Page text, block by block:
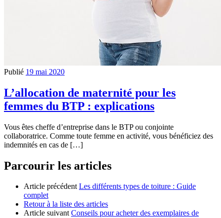
Publié 19 mai 2020
L’allocation de maternité pour les
femmes du BTP : explications
Vous êtes cheffe d’entreprise dans le BTP ou conjointe
collaboratrice. Comme toute femme en activité, vous bénéficiez des
indemnités en cas de […]
Parcourir les articles
Article précédent Les différents types de toiture : Guide
complet
Retour à la liste des articles
Article suivant Conseils pour acheter des exemplaires de